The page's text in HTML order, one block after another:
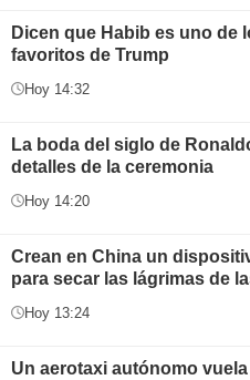
Dicen que Habib es uno de
favoritos de Trump
Hoy 14:32
La boda del siglo de
detalles de la ceremonia
Hoy 14:20
Crean en China un
para secar las lágrimas de
Hoy 13:24
Un aerotaxi autónomo